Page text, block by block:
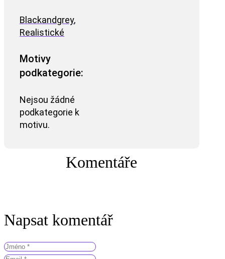
Blackandgrey,
Realistické
Motivy
podkategorie:
Nejsou žádné
podkategorie k
motivu.
Komentáře
Napsat komentář